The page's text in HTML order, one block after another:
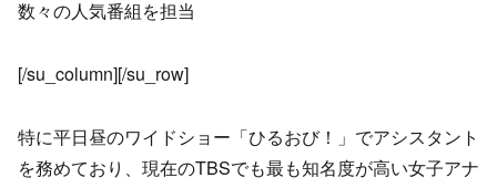
数々の人気番組を担当
[/su_column][/su_row]
特に平日昼のワイドショー「ひるおび！」でアシスタント
を務めており、現在のTBSでも最も知名度が高い女子アナ